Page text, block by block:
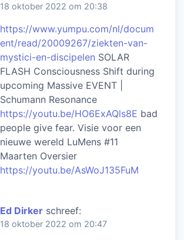
18 oktober 2022 om 20:38
https://www.yumpu.com/nl/docum
ent/read/20009267/ziekten-van-
mystici-en-discipelen SOLAR
FLASH Consciousness Shift during
upcoming Massive EVENT |
Schumann Resonance
https://youtu.be/HO6ExAQls8E bad
people give fear. Visie voor een
nieuwe wereld LuMens #11
Maarten Oversier
https://youtu.be/AsWoJ135FuM
Ed Dirker schreef:
18 oktober 2022 om 20:47